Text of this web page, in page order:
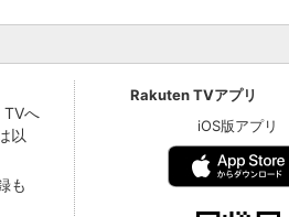
TVへ
以
も
Rakuten TVアプリ
iOS版アプリ